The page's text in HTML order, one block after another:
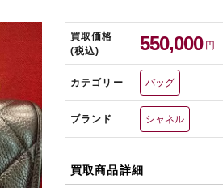
買取価格
(税込)
550,000 円
カテゴリー バッグ
ブランド シャネル
買取商品詳細